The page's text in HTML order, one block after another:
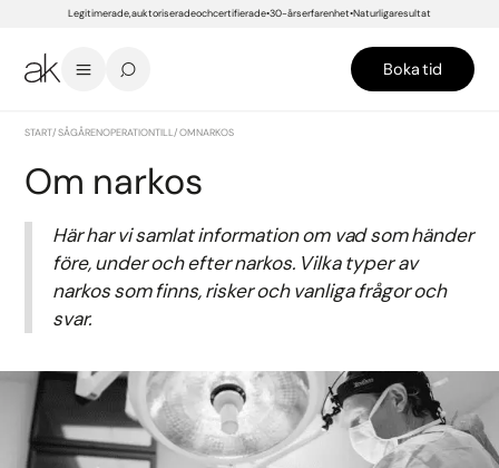
Legitimerade, auktoriserade och certifierade 30-års erfarenhet Naturliga resultat
Boka tid
START/SÅ GÅR EN OPERATION TILL/OM NARKOS
Om narkos
Här har vi samlat information om vad som händer
före, under och efter narkos. Vilka typer av
narkos som finns, risker och vanliga frågor och
svar.